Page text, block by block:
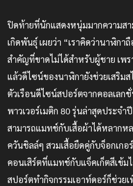
ปิดท้ายที่นักแสดงหนุ่มมากความส
เกิดพันธุ์ เผยว่า “เราคิดว่านาฬิกา
สำคัญที่ขาดไม่ได้สำหรับผู้ชาย เพร
แล้วดีไซน์ของนาฬิกายังช่วยเสริม
ตัวเรือนดีไซน์สปอร์ตจากคอลเลก
พาวเวอร์เมติก 80 รุ่นล่าสุดประจ
สามารถแมทช์กับเสื้อผ้าได้หลากห
ควันชิลล์ๆ สวมเสื้อยืดคู่กับจ็อกเก
คอนเสิร์ตที่แมทช์กับแจ็คเก็ตสีเข้ม
สปอร์ตทำกิจกรรมเอาท์ดอร์ก็ช่วย